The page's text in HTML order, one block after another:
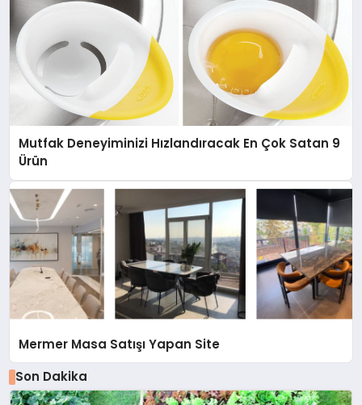
Mutfak Deneyiminizi Hızlandıracak En Çok Satan 9
Ürün
Mermer Masa Satışı Yapan Site
Son Dakika